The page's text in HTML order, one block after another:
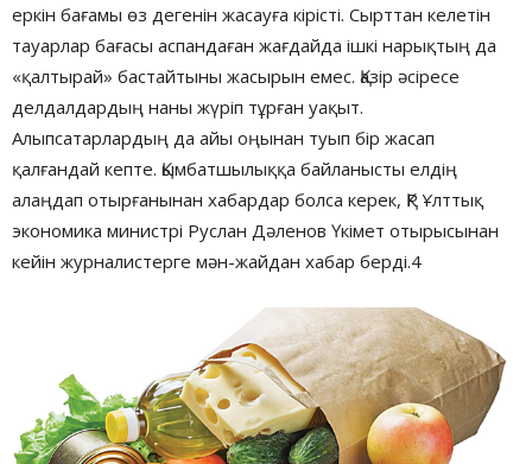
еркін бағамы өз дегенін жасауға кірісті. Сырттан келетін
тауарлар бағасы аспандаған жағдайда ішкі нарықтың да
«қалтырай» бастайтыны жасырын емес. Қазір әсіресе
делдалдардың наны жүріп тұрған уақыт.
Алыпсатарлардың да айы оңынан туып бір жасап
қалғандай кепте. Қымбатшылыққа байланысты елдің
алаңдап отырғанынан хабардар болса керек, ҚР Ұлттық
экономика министрі Руслан Дәленов Үкімет отырысынан
кейін журналистерге мән-жайдан хабар берді.4